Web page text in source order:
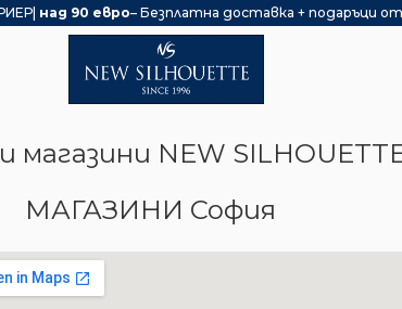
над 90 евро– Безплатна доставка + подаръци
магазини NEW
МАГАЗИНИ София